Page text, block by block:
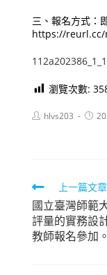
三、報名方式：
https://reurl.cc/
瀏覽次數:
Posthlvs203
Post
Read
more
articles
上一篇文章
國立臺灣師範
評量的實務設
教師報名參加。